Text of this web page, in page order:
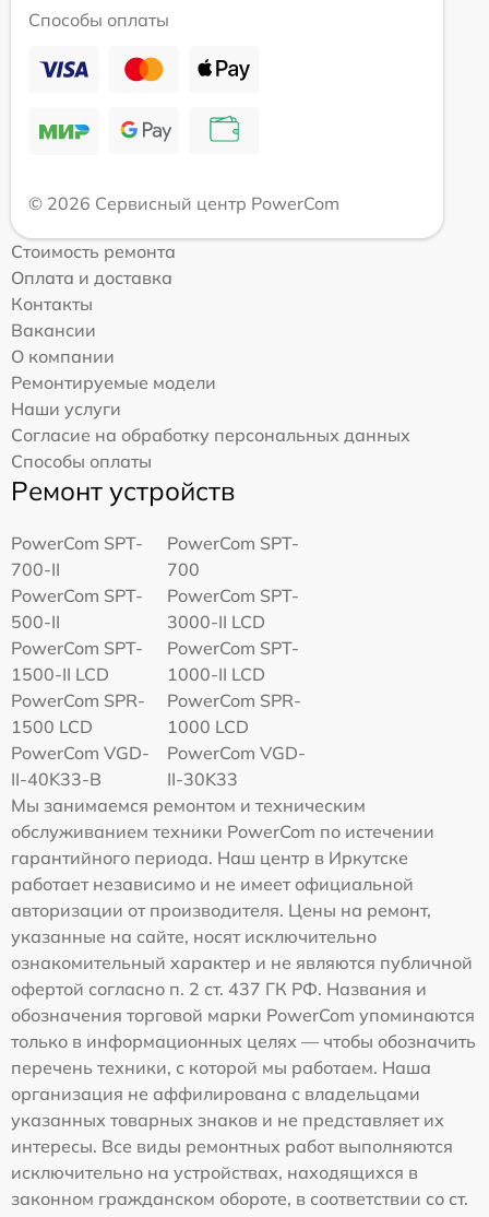
Способы оплаты
© 2026 Сервисный центр PowerCom
Стоимость ремонта
Оплата и доставка
Контакты
Вакансии
О компании
Ремонтируемые модели
Наши услуги
Согласие на обработку персональных данных
Способы оплаты
Ремонт устройств
PowerCom SPT-
700-II
PowerCom SPT-
700
PowerCom SPT-
500-II
PowerCom SPT-
3000-II LCD
PowerCom SPT-
1500-II LCD
PowerCom SPT-
1000-II LCD
PowerCom SPR-
1500 LCD
PowerCom SPR-
1000 LCD
PowerCom VGD-
II-40K33-B
PowerCom VGD-
II-30K33
Мы занимаемся ремонтом и техническим
обслуживанием техники PowerCom по истечении
гарантийного периода. Наш центр в Иркутске
работает независимо и не имеет официальной
авторизации от производителя. Цены на ремонт,
указанные на сайте, носят исключительно
ознакомительный характер и не являются публичной
офертой согласно п. 2 ст. 437 ГК РФ. Названия и
обозначения торговой марки PowerCom упоминаются
только в информационных целях — чтобы обозначить
перечень техники, с которой мы работаем. Наша
организация не аффилирована с владельцами
указанных товарных знаков и не представляет их
интересы. Все виды ремонтных работ выполняются
исключительно на устройствах, находящихся в
законном гражданском обороте, в соответствии со ст.